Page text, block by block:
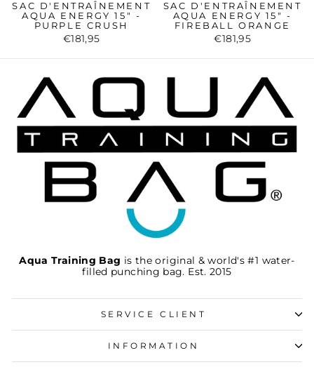
SAC D'ENTRAÎNEMENT
AQUA ENERGY 15" -
PURPLE CRUSH
€181,95
SAC D'ENTRAÎNEMENT
AQUA ENERGY 15" -
FIREBALL ORANGE
€181,95
Aqua Training Bag is the original & world's #1 water-
filled punching bag. Est. 2015
SERVICE CLIENT
INFORMATION